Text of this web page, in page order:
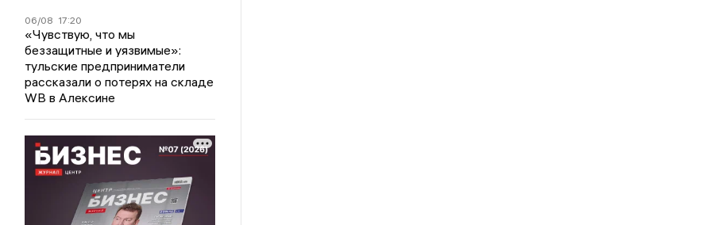
06/08 17:20
«Чувствую, что мы
беззащитные и уязвимые»:
тульские предприниматели
рассказали о потерях на складе
WB в Алексине